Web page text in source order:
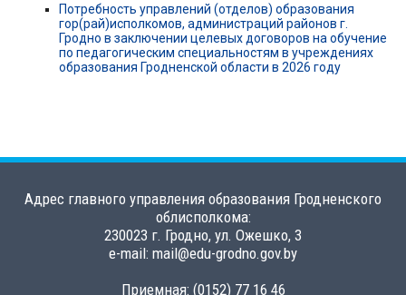
Потребность управлений (отделов) образования
гор(рай)исполкомов, администраций районов г.
Гродно в заключении целевых договоров на обучение
по педагогическим специальностям в учреждениях
образования Гродненской области в 2026 году
Адрес главного управления образования Гродненского
облисполкома:
230023 г. Гродно, ул. Ожешко, 3
e-mail: mail@edu-grodno.gov.by
Приемная: (0152) 77 16 46